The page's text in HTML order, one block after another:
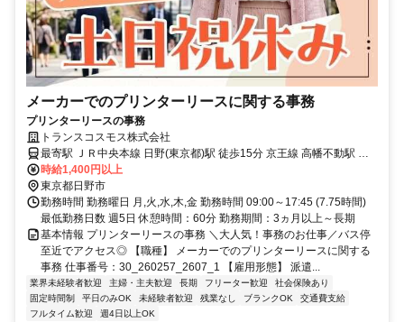
メーカーでのプリンターリースに関する事務
プリンターリースの事務
トランスコスモス株式会社
最寄駅 ＪＲ中央本線 日野(東京都)駅 徒歩15分 京王線 高幡不動駅 徒
歩20分 多摩モノレール 甲州街道駅 徒歩15分 京王線 高幡不動駅 バス
10分
時給1,400円以上
東京都日野市
勤務時間 勤務曜日 月,火,水,木,金 勤務時間 09:00～17:45 (7.75時間)
最低勤務日数 週5日 休憩時間：60分 勤務期間：3ヵ月以上～長期
基本情報 プリンターリースの事務 ＼大人気！事務のお仕事／バス停
至近でアクセス◎ 【職種】 メーカーでのプリンターリースに関する
事務 仕事番号：30_260257_2607_1 【雇用形態】 派遣...
業界未経験者歓迎 主婦・主夫歓迎 長期 フリーター歓迎
社会保険あり
固定時間制
平日のみOK 未経験者歓迎 残業なし ブランクOK
交通費支給
フルタイム歓迎
週4日以上OK